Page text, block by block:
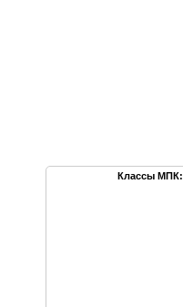
Классы МПК: